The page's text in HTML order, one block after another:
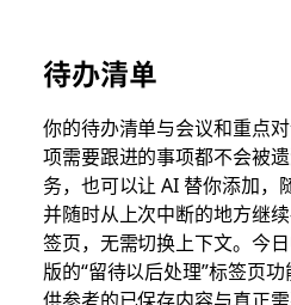
待办清单
你的待办清单与会议和重点
项需要跟进的事项都不会被
务，也可以让 AI 替你添加，
并随时从上次中断的地方继
签页，无需切换上下文。今
版的“留待以后处理”标签页
供参考的已保存内容与真正